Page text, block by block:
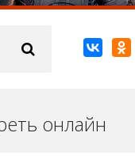
онлайн